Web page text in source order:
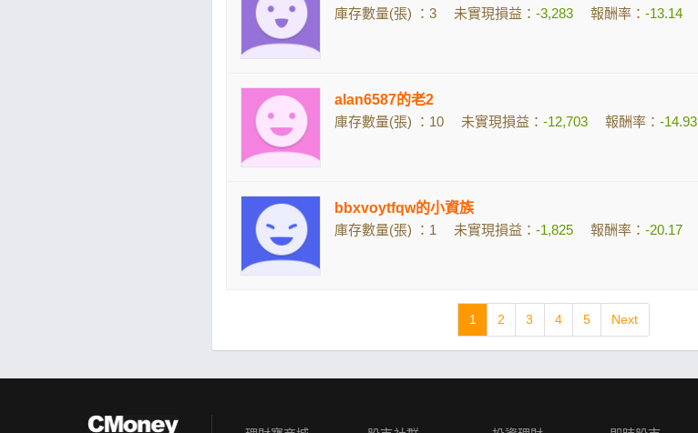
庫存數量(張) ：3
未實現損益： -3,283 報酬率： -13.14
alan6587的老2
庫存數量(張) ：10
未實現損益： -12,703 報酬率： -14.93
bbxvoytfqw的小資族
庫存數量(張) ：1
未實現損益： -1,825 報酬率： -20.17
1 2 3 4 5 Next